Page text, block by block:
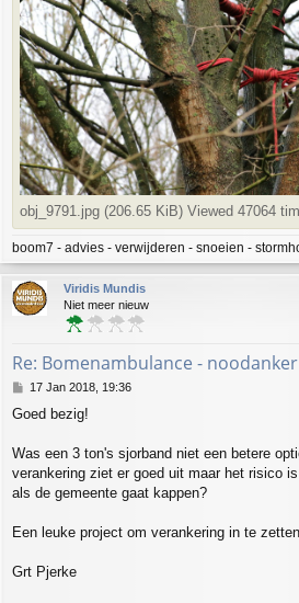
obj_9791.jpg (206.65 KiB) Viewed 47064
boom7 - advies - verwijderen - snoeien -
Viridis Mundis
Niet meer nieuw
Re: Bomenambulance - noodanker
P
s
17 Jan 2018, 19:36
Goed bezig!
Was een 3 ton's sjorband niet een betere
verankering ziet er goed uit maar het risico
als de gemeente gaat kappen?
Een leuke project om verankering in te zetten.
Grt Pjerke